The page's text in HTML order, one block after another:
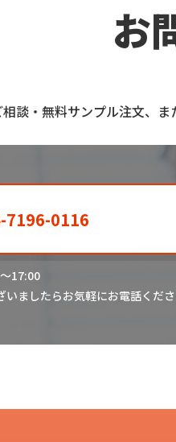
お
談・無料サンプル注文、
7196-0116
17:00
いましたらお気軽にお電話くださ